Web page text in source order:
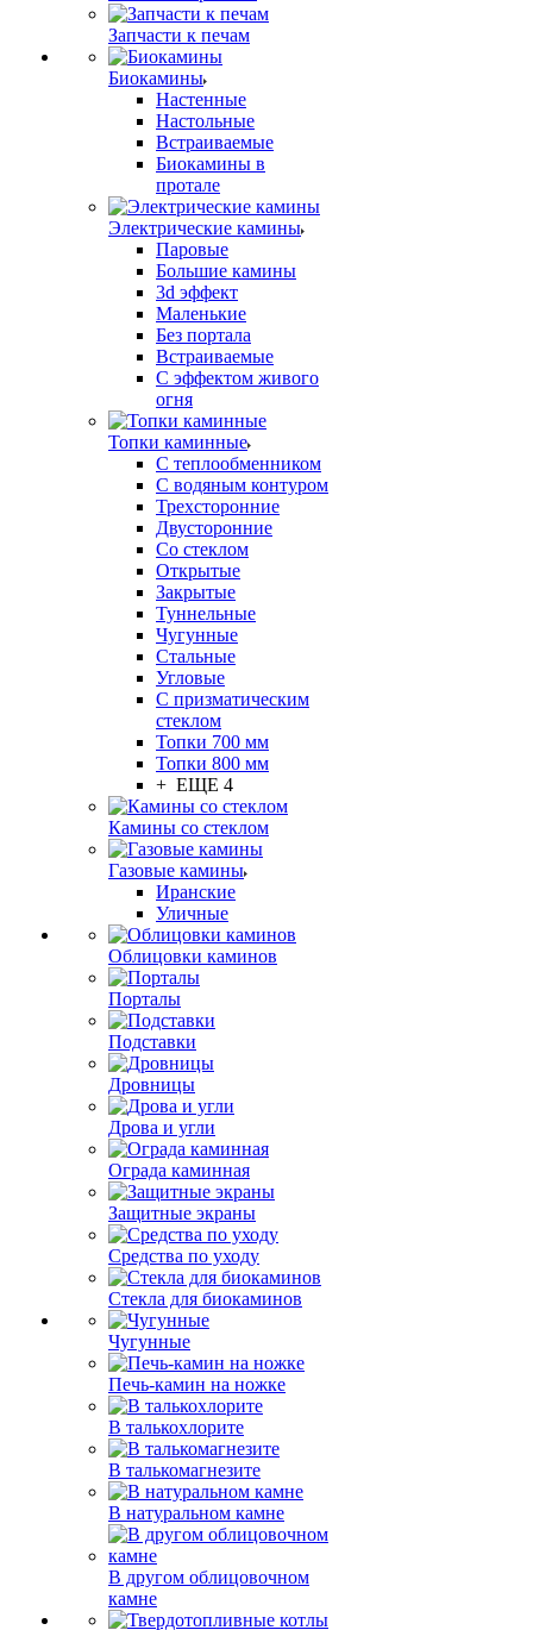
Запчасти к печам
Биокамины
Настенные
Настольные
Встраиваемые
Биокамины в
протале
Электрические камины
Паровые
Большие камины
3d эффект
Маленькие
Без портала
Встраиваемые
С эффектом живого
огня
Топки каминные
С теплообменником
С водяным контуром
Трехсторонние
Двусторонние
Со стеклом
Открытые
Закрытые
Туннельные
Чугунные
Стальные
Угловые
С призматическим
стеклом
Топки 700 мм
Топки 800 мм
+ ЕЩЕ 4
Камины со стеклом
Газовые камины
Иранские
Уличные
Облицовки каминов
Порталы
Подставки
Дровницы
Дрова и угли
Ограда каминная
Защитные экраны
Средства по уходу
Стекла для биокаминов
Чугунные
Печь-камин на ножке
В талькохлорите
В талькомагнезите
В натуральном камне
В другом облицовочном
камне